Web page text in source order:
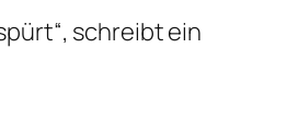
schreibt ein